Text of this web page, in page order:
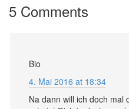
5 Comments
Bio
4. Mai 2016 at 18:34
Na dann will ich doch mal